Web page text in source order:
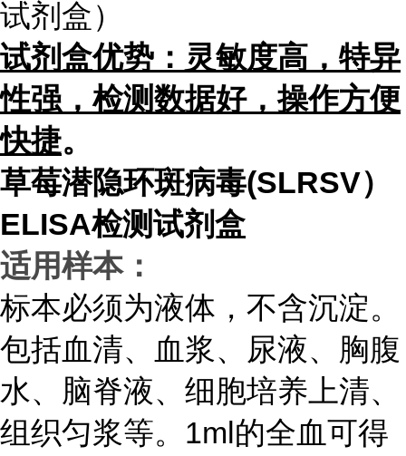
试剂盒）
试剂盒优势：灵敏度高，特异
性强，检测数据好，操作方便
快捷。
草莓潜隐环斑病毒(SLRSV）
ELISA检测试剂盒
适用样本：
标本必须为液体，不含沉淀。
包括血清、血浆、尿液、胸腹
水、脑脊液、细胞培养上清、
组织匀浆等。1ml的全血可得